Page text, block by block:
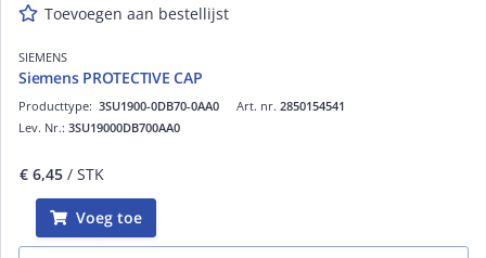
Toevoegen aan bestellijst
SIEMENS
Siemens PROTECTIVE CAP
Art. nr. 2850154541
Producttype: 3SU1900-0DB70-0AA0
Lev. Nr.: 3SU19000DB700AA0
€ 6,45 / STK
Voeg toe